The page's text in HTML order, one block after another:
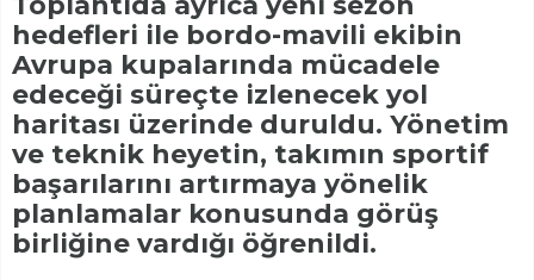
hedefleri ile bordo-mavili ekibin
Avrupa kupalarında mücadele
edeceği süreçte izlenecek yol
haritası üzerinde duruldu. Yönetim
ve teknik heyetin, takımın sportif
başarılarını artırmaya yönelik
planlamalar konusunda görüş
birliğine vardığı öğrenildi.